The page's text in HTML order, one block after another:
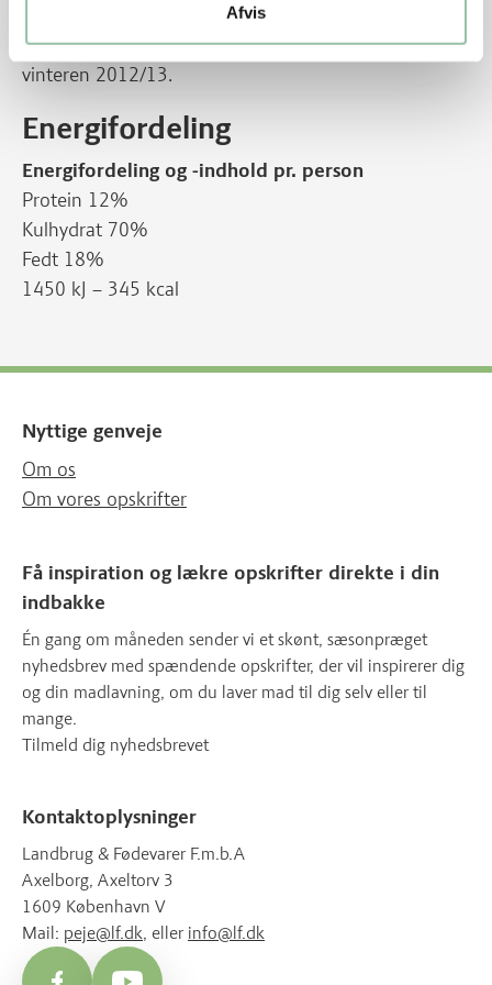
Afvis
Opskriften blev udviklet som led i et
hjemkundskabsforløb, et såkaldt turboforløb, i
vinteren 2012/13.
Energifordeling
Energifordeling og -indhold pr. person
Protein 12%
Kulhydrat 70%
Fedt 18%
1450 kJ – 345 kcal
Nyttige genveje
Om os
Om vores opskrifter
Få inspiration og lækre opskrifter direkte i din
indbakke
Én gang om måneden sender vi et skønt, sæsonpræget
nyhedsbrev med spændende opskrifter, der vil inspirerer dig
og din madlavning, om du laver mad til dig selv eller til
mange.
Tilmeld dig nyhedsbrevet
Kontaktoplysninger
Landbrug & Fødevarer F.m.b.A
Axelborg, Axeltorv 3
1609 København V
Mail: peje@lf.dk, eller info@lf.dk